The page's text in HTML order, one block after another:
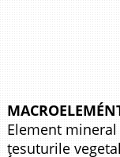
Element
țesuturile